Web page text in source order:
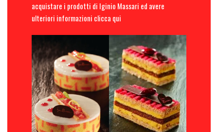
acquistare i prodotti di Iginio Massari ed avere
ulteriori informazioni clicca qui